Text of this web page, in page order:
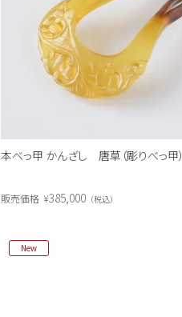
本べっ甲 かんざし 唐草（彫りべっ甲）
販売価格 ¥385,000 税込
New